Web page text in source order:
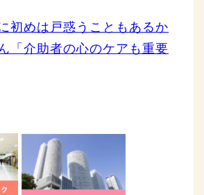
初めは戸惑うこともあるか
「介助者の心のケアも重要